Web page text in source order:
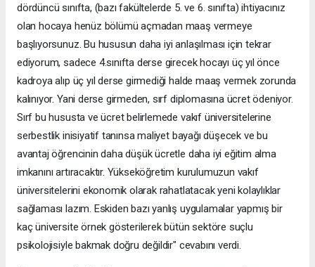
dördüncü sınıfta, (bazı fakültelerde 5. ve 6. sınıfta) ihtiyacınız
olan hocaya henüz bölümü açmadan maaş vermeye
başlıyorsunuz. Bu hususun daha iyi anlaşılması için tekrar
ediyorum, sadece 4.sınıfta derse girecek hocayı üç yıl önce
kadroya alıp üç yıl derse girmediği halde maaş vermek zorunda
kalınıyor. Yani derse girmeden, sırf diplomasına ücret ödeniyor.
Sırf bu hususta ve ücret belirlemede vakıf üniversitelerine
serbestlik inisiyatif tanınsa maliyet bayağı düşecek ve bu
avantaj öğrencinin daha düşük ücretle daha iyi eğitim alma
imkanını artıracaktır. Yükseköğretim kurulumuzun vakıf
üniversitelerini ekonomik olarak rahatlatacak yeni kolaylıklar
sağlaması lazım. Eskiden bazı yanlış uygulamalar yapmış bir
kaç üniversite örnek gösterilerek bütün sektöre suçlu
psikolojisiyle bakmak doğru değildir" cevabını verdi.